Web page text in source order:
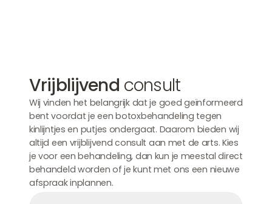
Vrijblijvend consult
Wij vinden het belangrijk dat je goed geïnformeerd
bent voordat je een botoxbehandeling tegen
kinlijntjes en putjes ondergaat. Daarom bieden wij
altijd een vrijblijvend consult aan met de arts. Kies
je voor een behandeling, dan kun je meestal direct
behandeld worden of je kunt met ons een nieuwe
afspraak inplannen.